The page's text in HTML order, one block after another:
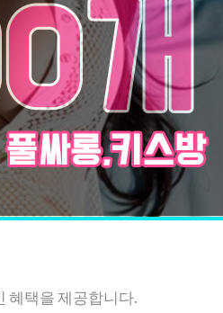
혜택을 제공합니다.